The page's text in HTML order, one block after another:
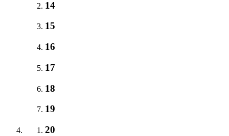
14
15
16
17
18
19
20